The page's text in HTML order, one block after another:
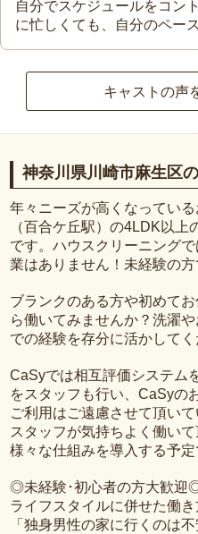
自分でスケジュールをコン
に忙しくても、自分のペー
キャストの声
神奈川県川崎市麻生区
年々ニーズが高くなってい
（百合ケ丘駅）の4LDK以
です。ハウスクリーニング
業はありません！未経験の
ブランクのある方や初めて
ら働いてみませんか？洗濯
での経験を存分に活かしてく
CaSyでは相互評価システム
をスタッフも行い、CaSyの
ご利用はご遠慮させて頂いて
スタッフが気持ちよく働い
様々な仕組みを導入する予定
◎未経験･初心者の方大歓迎
ライフスタイルに併せた働き
「独身男性の家に行くのは